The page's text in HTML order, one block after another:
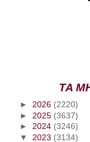
ΤΑ
►2026 (2220)
► 2025 (3637)
►2024 (3246)
▼ 2023 (3134)